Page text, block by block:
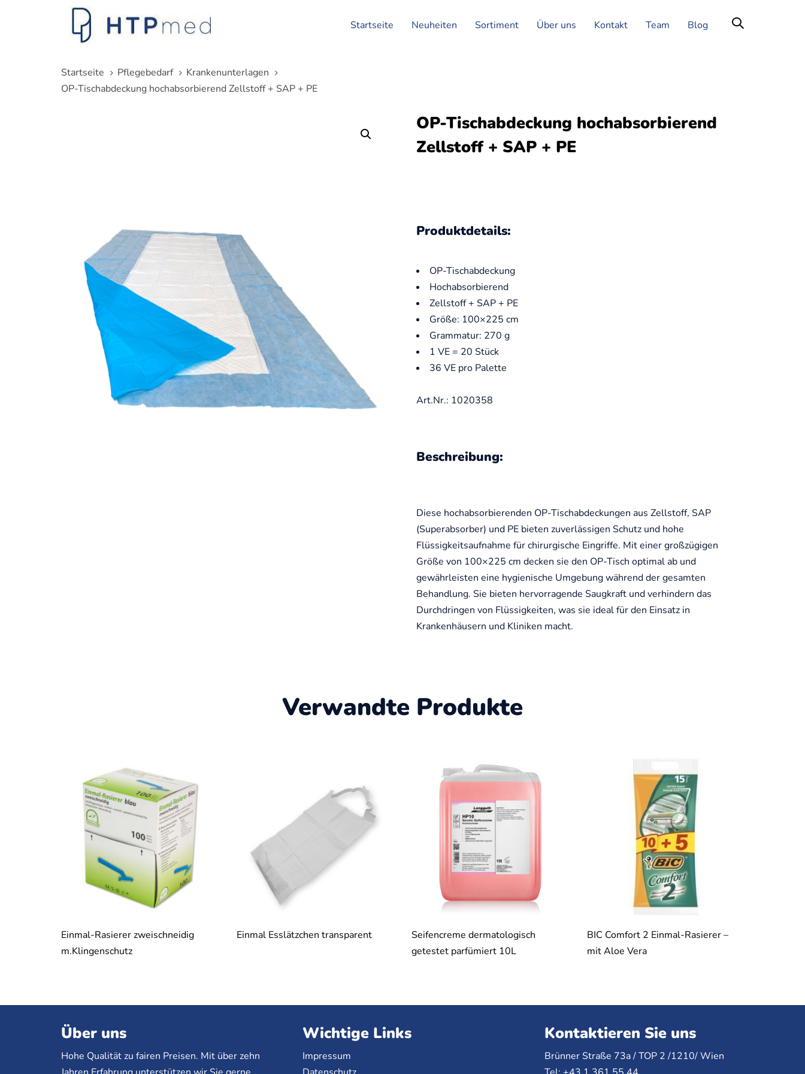
Startseite Neuheiten Sortiment Über uns Kontakt Team Blog
Startseite Pflegebedarf
Krankenunterlagen
OP-Tischabdeckung hochabsorbierend Zellstoff + SAP + PE
OP-Tischabdeckung hochabsorbierend
Zellstoff + SAP + PE
Produktdetails:
OP-Tischabdeckung
Hochabsorbierend
Zellstoff + SAP + PE
Größe: 100×225 cm
Grammatur: 270 g
1 VE = 20 Stück
36 VE pro Palette
Art.Nr.: 1020358
Beschreibung:
Diese hochabsorbierenden OP-Tischabdeckungen aus Zellstoff, SAP
(Superabsorber) und PE bieten zuverlässigen Schutz und hohe
Flüssigkeitsaufnahme für chirurgische Eingriffe. Mit einer großzügigen
Größe von 100×225 cm decken sie den OP-Tisch optimal ab und
gewährleisten eine hygienische Umgebung während der gesamten
Behandlung. Sie bieten hervorragende Saugkraft und verhindern das
Durchdringen von Flüssigkeiten, was sie ideal für den Einsatz in
Krankenhäusern und Kliniken macht.
Verwandte Produkte
Einmal-Rasierer zweischneidig
m.Klingenschutz
Einmal Esslätzchen transparent
Seifencreme dermatologisch
getestet parfümiert 10L
BIC Comfort 2 Einmal-Rasierer –
mit Aloe Vera
Über uns
Hohe Qualität zu fairen Preisen. Mit über zehn
Wichtige Links
Impressum
Kontaktieren Sie uns
Brünner Straße 73a /TOP2 /1210/ Wien